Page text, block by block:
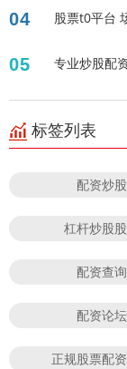
04 股票t0平台
05 专业炒股配
标签列表
配资炒股
杠杆炒股
配资查询
配资论坛
正规股票配